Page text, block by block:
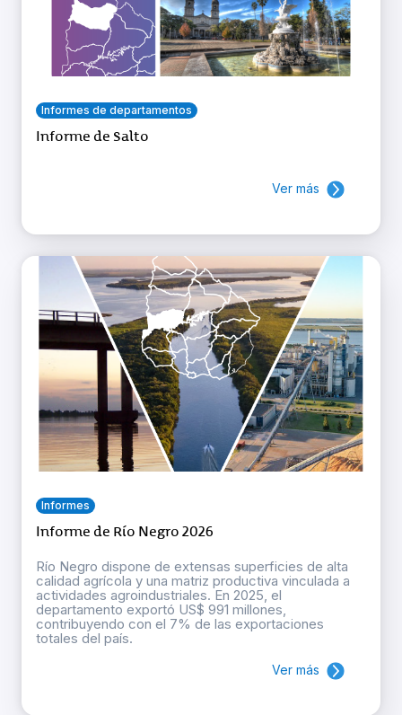
Informes de departamentos
Informe de Salto
Ver más
Informes
Informe de Río Negro 2026
Río Negro dispone de extensas superficies de alta
calidad agrícola y una matriz productiva vinculada a
actividades agroindustriales. En 2025, el
departamento exportó US$ 991 millones,
contribuyendo con el 7% de las exportaciones
totales del país.
Ver más